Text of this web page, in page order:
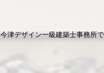
今津デザイン一級建築士事務所